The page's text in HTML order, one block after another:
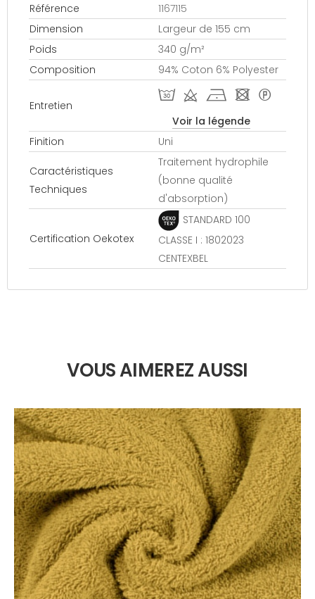
Référence
1167115
Dimension
Largeur de 155 cm
Poids
340 g/m²
Composition
94% Coton 6% Polyester
Entretien
T d h - *
Voir la légende
Finition
Uni
Caractéristiques
Techniques
Traitement hydrophile
(bonne qualité
d'absorption)
Certification Oekotex
STANDARD 100
CLASSE I : 1802023
CENTEXBEL
VOUS AIMEREZ AUSSI